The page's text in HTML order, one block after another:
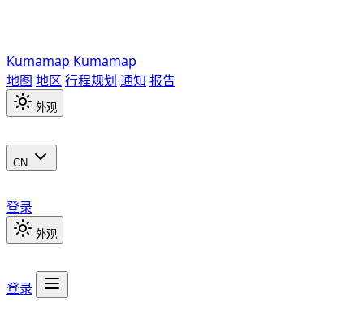
Kumamap Kumamap
地图 地区 行程规划 通知 报告
外观
CN
登录
外观
登录